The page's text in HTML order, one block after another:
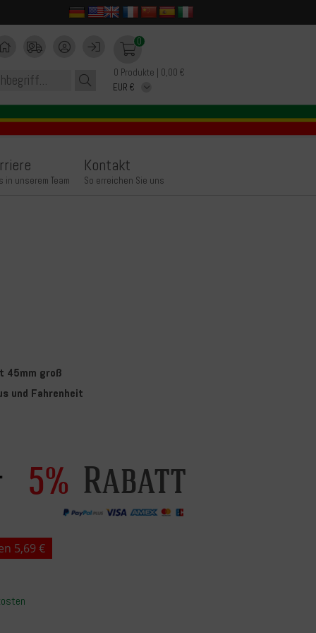
0
0 Produkte | 0,00 €
in unserem Team
Kontakt
So erreichen Sie uns
45mm groß
und Fahrenheit
5% Rabatt
5,69 €